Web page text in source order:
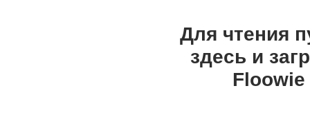
Для чтения
здесь и
Floowie